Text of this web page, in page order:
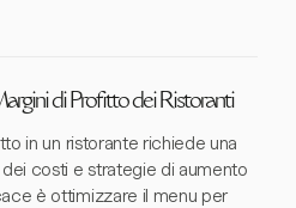
di Profitto dei Ristoranti
in un ristorante richiede una
costi e strategie di aumento
è ottimizzare il menu per